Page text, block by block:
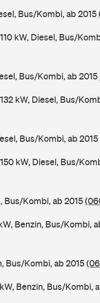
Bus/Kombi, ab 2015
kW, Diesel, Bus/
Bus/Kombi, ab 2015
kW, Diesel, Bus/
Bus/Kombi, ab 2015
kW, Diesel, Bus/
Bus/Kombi, ab 2015
Benzin, Bus/Kombi,
Bus/Kombi, ab 2015
Benzin, Bus/Kombi,